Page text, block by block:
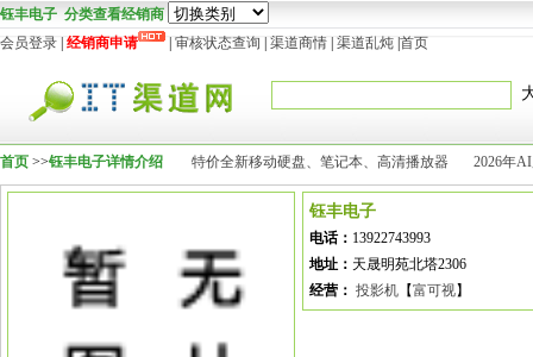
钰丰电子 分类查看经销商
会员登录 经销商申请 审核状态查询 渠道商情 渠道乱炖 首页
首页 >>钰丰电子详情介绍 特价全新移动硬盘、笔记本、高清播放器 2026年
钰丰电子
电话： 13922743993
地址： 天晟明苑北塔2306
经营： 投影机 【富可视】